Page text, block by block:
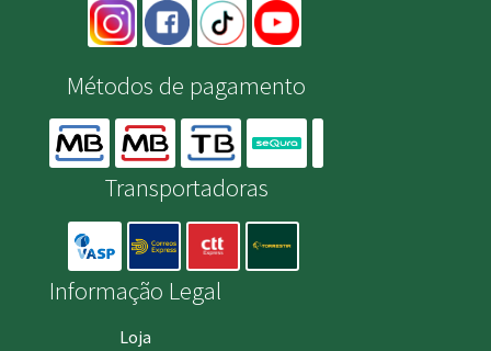
Métodos de pagamento
Transportadoras
Informação Legal
Loja